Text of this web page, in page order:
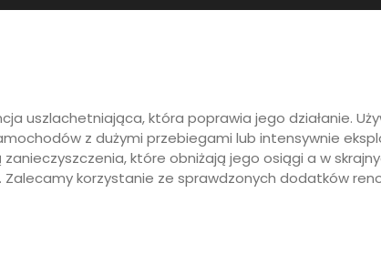
uszlachetniająca, która poprawia jego działanie.
z dużymi przebiegami lub intensywnie
które obniżają jego osiągi a w
korzystanie ze sprawdzonych dodatków